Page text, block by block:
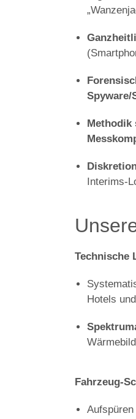
Spyware/
Methodik
Interims-
Technische
Hotels
Fahrzeug-
Aufspüren